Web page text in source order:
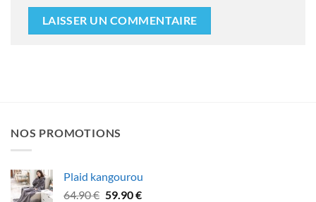
NOS PROMOTIONS
Plaid kangourou
64.90€ Le
59.90€Le